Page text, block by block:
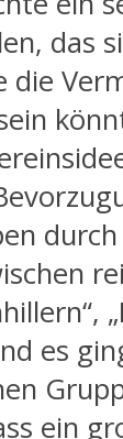
das
die
es
ein